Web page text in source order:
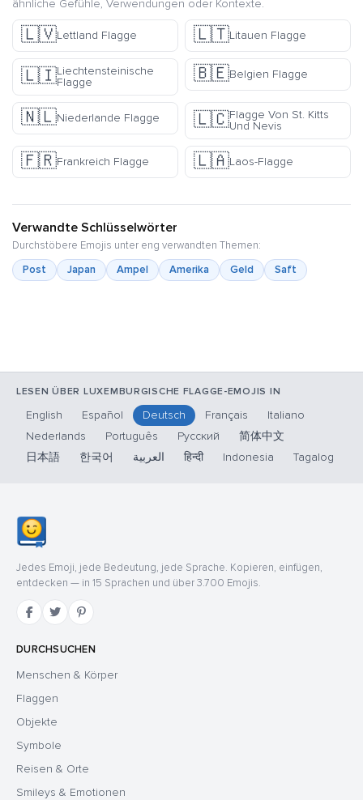
ähnliche Gefühle, Verwendungen oder Kontexte.
🇱🇻Lettland Flagge 🇱🇹Litauen Flagge
🇱🇮Liechtensteinische
Flagge
🇧🇪Belgien Flagge
🇳🇱Niederlande Flagge 🇱🇨Flagge Von St. Kitts
Und Nevis
🇫🇷Frankreich Flagge 🇱🇦Laos-Flagge
Verwandte Schlüsselwörter
Durchstöbere Emojis unter eng verwandten Themen:
Post
Japan Ampel Amerika Geld Saft
LESEN ÜBER LUXEMBURGISCHE FLAGGE-EMOJIS IN
English Español Deutsch Français
Italiano
Nederlands
Português Русский
简体中文
日本語
한국어 العربية हिन्दी Indonesia Tagalog
Jedes Emoji, jede Bedeutung, jede Sprache. Kopieren, einfügen,
entdecken — in 15 Sprachen und über 3.700 Emojis.
DURCHSUCHEN
Menschen & Körper
Flaggen
Objekte
Symbole
Reisen & Orte
Smileys & Emotionen